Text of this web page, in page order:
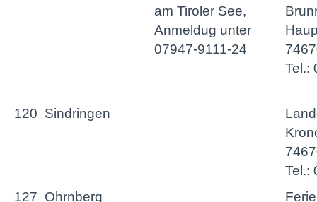
am Tiroler See,
Anmeldug unter
07947-9111-24
Tel.:
120 Sindringen
Tel.:
127 Ohrnberg